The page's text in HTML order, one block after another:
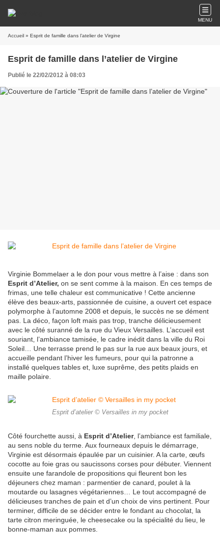
MENU
Accueil » Esprit de famille dans l’atelier de Virgine
Esprit de famille dans l’atelier de Virgine
Publié le 22/02/2012 à 08:03
Virginie Bommelaer a le don pour vous mettre à l’aise : dans son
Esprit d’Atelier, on se sent comme à la maison. En ces temps de
frimas, une telle chaleur est communicative ! Cette ancienne
élève des beaux-arts, passionnée de cuisine, a ouvert cet espace
polymorphe à l’automne 2008 et depuis, le succès ne se dément
pas. La déco, façon loft mais pas trop, tranche délicieusement
avec le côté suranné de la rue du Vieux Versailles. L’accueil est
souriant, l’ambiance tamisée, le cadre inédit dans la ville du Roi
Soleil… Une terrasse prend le pas sur la rue aux beaux jours, et
accueille pendant l’hiver les fumeurs, pour qui la patronne a
installé quelques tables et, luxe suprême, des petits plaids en
maille polaire.
Esprit d’atelier © Versailles in my pocket
Côté fourchette aussi, à Esprit d’Atelier, l’ambiance est familiale,
au sens noble du terme. Aux fourneaux depuis le démarrage,
Virginie est désormais épaulée par un cuisinier. A la carte, œufs
cocotte au foie gras ou saucissons corses pour débuter. Viennent
ensuite une farandole de propositions qui fleurent bon les
déjeuners chez maman : parmentier de canard, poulet à la
moutarde ou lasagnes végétariennes… Le tout accompagné de
délicieuses tranches de pain et d’un choix de vins pertinent. Pour
terminer, difficile de se décider entre le fondant au chocolat, la
tarte citron meringuée, le cheesecake ou la spécialité du lieu, le
bonne-maman aux pommes.